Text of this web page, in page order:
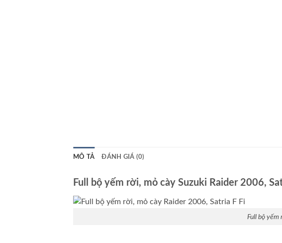
MÔ TẢ ĐÁNH GIÁ (0)
Full bộ yếm rời, mỏ cày Suzuki Raider 2006,
Full bộ yếm